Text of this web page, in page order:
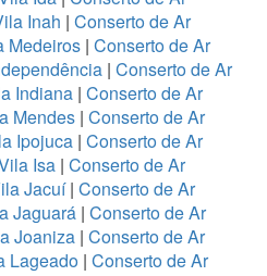
Inah | Conserto de Ar
Medeiros| Conserto de Ar
| Conserto de Ar
Indiana | Conserto de Ar
Mendes | Conserto de Ar
Ipojuca| Conserto de Ar
Isa | Conserto de Ar
Jacuí| Conserto de Ar
Jaguará| Conserto de Ar
Joaniza| Conserto de Ar
Lageado | Conserto de Ar